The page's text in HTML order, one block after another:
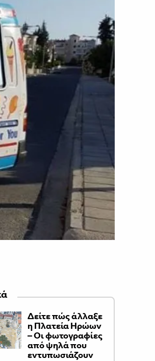
Δείτε πώς άλλαξε
η Πλατεία Ηρώων
– Οι φωτογραφίες
από ψηλά που
εντυπωσιάζουν